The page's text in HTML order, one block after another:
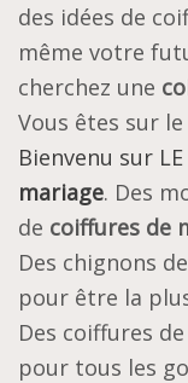
des idées de
même votre
cherchez une
Vous êtes sur
Bienvenu sur
mariage. Des
de coiffures de
Des chignons
pour être la
Des coiffures
pour tous les